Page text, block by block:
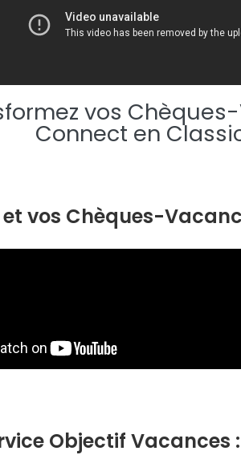
vos
Connect en
vos Chèques-
Objectif Vacances :